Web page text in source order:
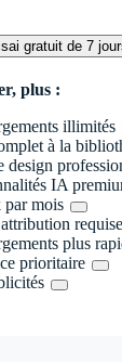
gratuit de 7
plus :
illimités
à la
design
IA
par mois
requise
plus
prioritaire